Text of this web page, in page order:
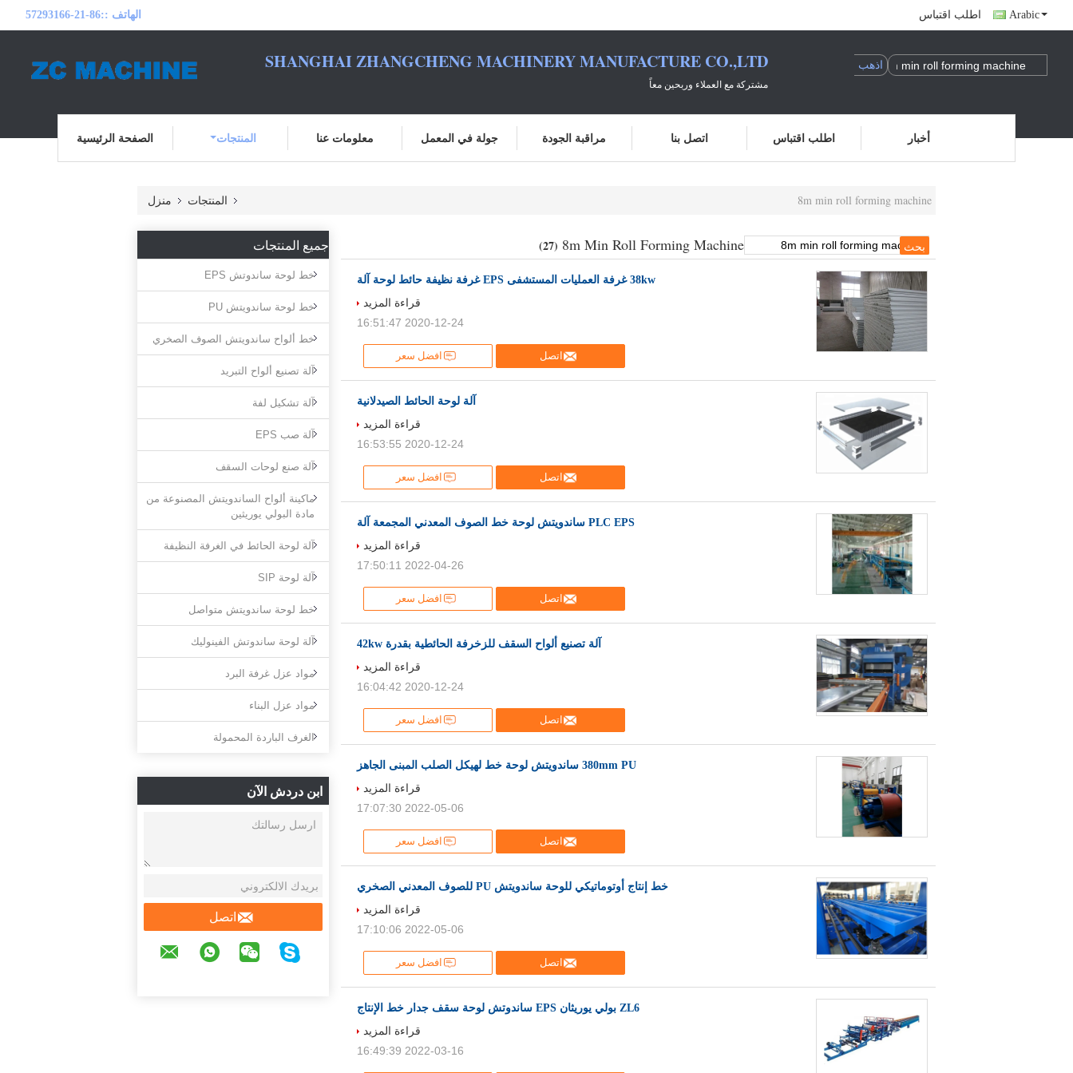
الهاتف ::86-21-57293166 اطلب اقتباس Arabic
SHANGHAI ZHANGCHENG MACHINERY MANUFACTURE CO.,LTD
مشتركة مع العملاء وربحين معاً
الصفحة الرئيسية المنتجات معلومات عنا جولة في المعمل مراقبة الجودة اتصل بنا اطلب اقتباس أخبار
منزل المنتجات 8m min roll forming machine
جميع المنتجات
خط لوحة ساندوتش EPS
خط لوحة ساندويتش PU
خط ألواح ساندويتش الصوف الصخري
آلة تصنيع ألواح التبريد
آلة تشكيل لفة
آلة صب EPS
آلة صنع لوحات السقف
ماكينة ألواح الساندويتش المصنوعة من
مادة البولي يوريثين
آلة لوحة الحائط في الغرفة النظيفة
آلة لوحة SIP
خط لوحة ساندويتش متواصل
آلة لوحة ساندوتش الفينوليك
مواد عزل غرفة البرد
مواد عزل البناء
الغرف الباردة المحمولة
ابن دردش الآن
اتصل
8m Min Roll Forming Machine
(27)
38kw غرفة العمليات المستشفى EPS غرفة نظيفة حائط لوحة آلة
اتصل افضل سعر
قراءة المزيد
2020-12-24 16:51:47
آلة لوحة الحائط الصيدلانية
اتصل افضل سعر
قراءة المزيد
2020-12-24 16:53:55
PLC EPS ساندويتش لوحة خط الصوف المعدني المجمعة آلة
اتصل افضل سعر
قراءة المزيد
2022-04-26 17:50:11
آلة تصنيع ألواح السقف للزخرفة الحائطية بقدرة 42kw
اتصل افضل سعر
قراءة المزيد
2020-12-24 16:04:42
380mm PU ساندويتش لوحة خط لهيكل الصلب المبنى الجاهز
اتصل افضل سعر
قراءة المزيد
2022-05-06 17:07:30
خط إنتاج أوتوماتيكي للوحة ساندويتش PU للصوف المعدني الصخري
اتصل افضل سعر
قراءة المزيد
2022-05-06 17:10:06
ZL6 بولي يوريثان EPS ساندوتش لوحة سقف جدار خط الإنتاج
قراءة المزيد
2022-03-16 16:49:39